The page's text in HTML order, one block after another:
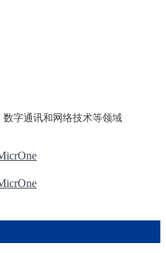
字通讯和网络技术等领域